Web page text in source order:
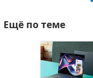
Ещё по теме